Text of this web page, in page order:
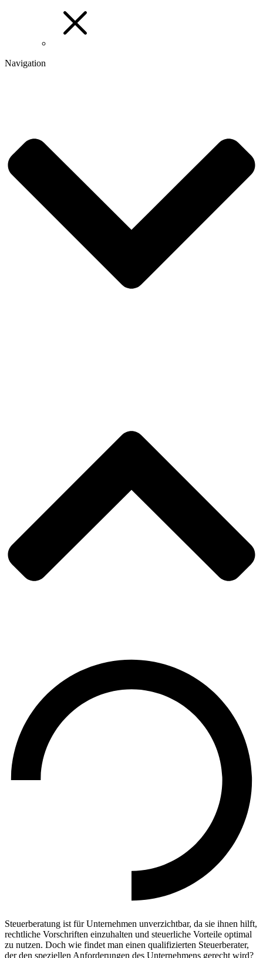
Navigation
Steuerberatung ist für Unternehmen unverzichtbar, da sie ihnen hilft,
rechtliche Vorschriften einzuhalten und steuerliche Vorteile optimal
zu nutzen. Doch wie findet man einen qualifizierten Steuerberater,
der den speziellen Anforderungen des Unternehmens gerecht wird?